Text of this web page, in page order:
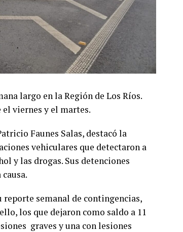
largo en la Región de Los Ríos.
viernes y el martes.
Faunes Salas, destacó la
vehiculares que detectaron a
y las drogas. Sus detenciones
reporte semanal de contingencias,
los que dejaron como saldo a 11
graves y una con lesiones